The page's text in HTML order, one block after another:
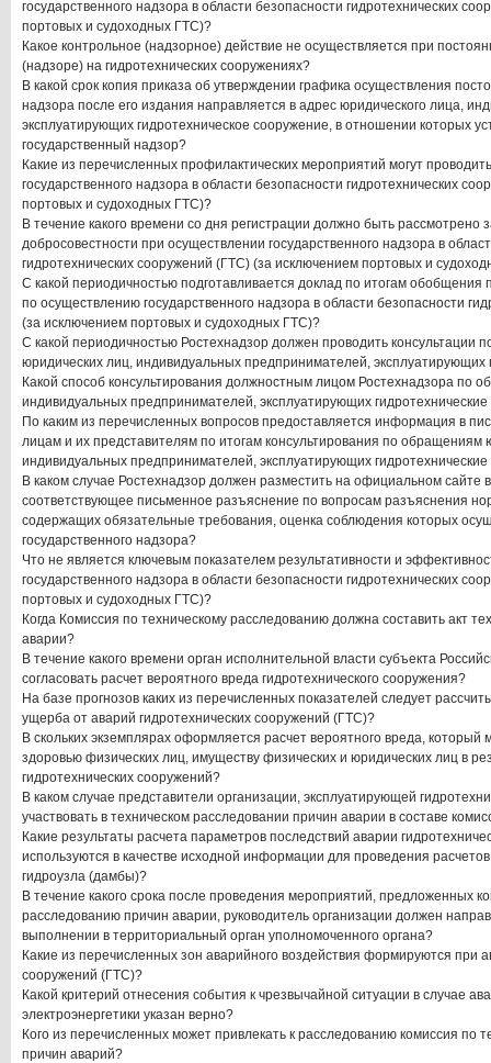
государственного надзора в области безопасности гидротехнических
портовых и судоходных ГТС)?
Какое контрольное (надзорное) действие не осуществляется при
(надзоре) на гидротехнических сооружениях?
В какой срок копия приказа об утверждении графика осуществления
надзора после его издания направляется в адрес юридического лица,
эксплуатирующих гидротехническое сооружение, в отношении которых
государственный надзор?
Какие из перечисленных профилактических мероприятий могут
государственного надзора в области безопасности гидротехнических
портовых и судоходных ГТС)?
В течение какого времени со дня регистрации должно быть рассмотрено
добросовестности при осуществлении государственного надзора в
гидротехнических сооружений (ГТС) (за исключением портовых и
С какой периодичностью подготавливается доклад по итогам обобщения
по осуществлению государственного надзора в области безопасности
(за исключением портовых и судоходных ГТС)?
С какой периодичностью Ростехнадзор должен проводить консультации
юридических лиц, индивидуальных предпринимателей, эксплуатирующих
Какой способ консультирования должностным лицом Ростехнадзора по
индивидуальных предпринимателей, эксплуатирующих
По каким из перечисленных вопросов предоставляется информация в
лицам и их представителям по итогам консультирования по обращениям
индивидуальных предпринимателей, эксплуатирующих
В каком случае Ростехнадзор должен разместить на официальном сайте
соответствующее письменное разъяснение по вопросам разъяснения
содержащих обязательные требования, оценка соблюдения которых
государственного надзора?
Что не является ключевым показателем результативности и
государственного надзора в области безопасности гидротехнических
портовых и судоходных ГТС)?
Когда Комиссия по техническому расследованию должна составить акт
аварии?
В течение какого времени орган исполнительной власти субъекта
согласовать расчет вероятного вреда гидротехнического сооружения?
На базе прогнозов каких из перечисленных показателей следует
ущерба от аварий гидротехнических сооружений (ГТС)?
В скольких экземплярах оформляется расчет вероятного вреда,
здоровью физических лиц, имуществу физических и юридических лиц в
гидротехнических сооружений?
В каком случае представители организации, эксплуатирующей
участвовать в техническом расследовании причин аварии в составе
Какие результаты расчета параметров последствий аварии
используются в качестве исходной информации для проведения
гидроузла (дамбы)?
В течение какого срока после проведения мероприятий, предложенных
расследованию причин аварии, руководитель организации должен
выполнении в территориальный орган уполномоченного органа?
Какие из перечисленных зон аварийного воздействия формируются при
сооружений (ГТС)?
Какой критерий отнесения события к чрезвычайной ситуации в случае
электроэнергетики указан верно?
Кого из перечисленных может привлекать к расследованию комиссия по
причин аварий?